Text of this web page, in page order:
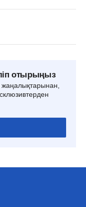
отырыңыз
жаңалықтарынан,